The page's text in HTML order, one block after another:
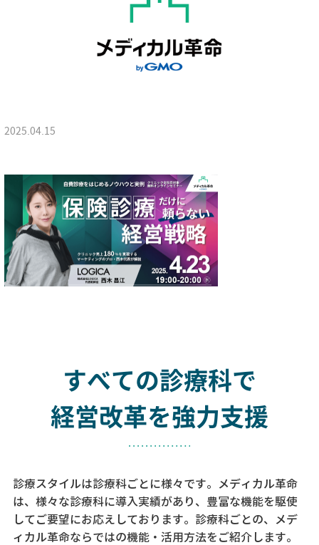
2025.04.15
すべての診療科で
経営改革を強力支援
診療スタイルは診療科ごとに様々です。メディカル革命
は、様々な診療科に導入実績があり、 豊富な機能を駆使
してご要望にお応えしております。 診療科ごとの、メデ
ィカル革命ならではの機能・活用方法をご紹介します。